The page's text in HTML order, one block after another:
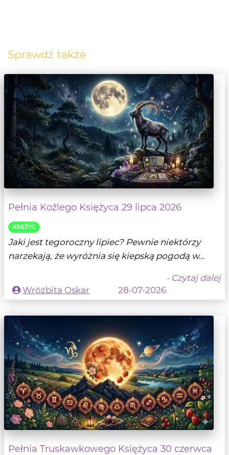
Sprawdź także
Pełnia Koźlego Księżyca 29 lipca 2026
KSIĘŻYC
Jaki jest tegoroczny lipiec? Pewnie niektórzy
narzekają, że wyróżnia się kiepską pogodą w...
- Czytaj dalej
Wróżbita Oskar
28-07-2026
Pełnia Truskawkowego Księżyca 30 czerwca